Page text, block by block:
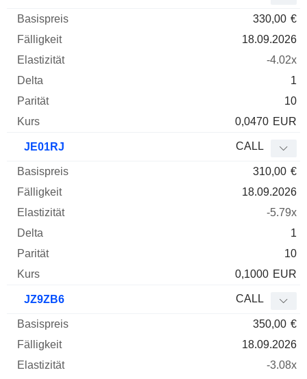
330,00 €
18.09.2026
-4.02x
1
10
0,0470 EUR
JE01RJ CALL
310,00 €
18.09.2026
-5.79x
1
10
0,1000 EUR
JZ9ZB6 CALL
350,00 €
18.09.2026
-3.08x